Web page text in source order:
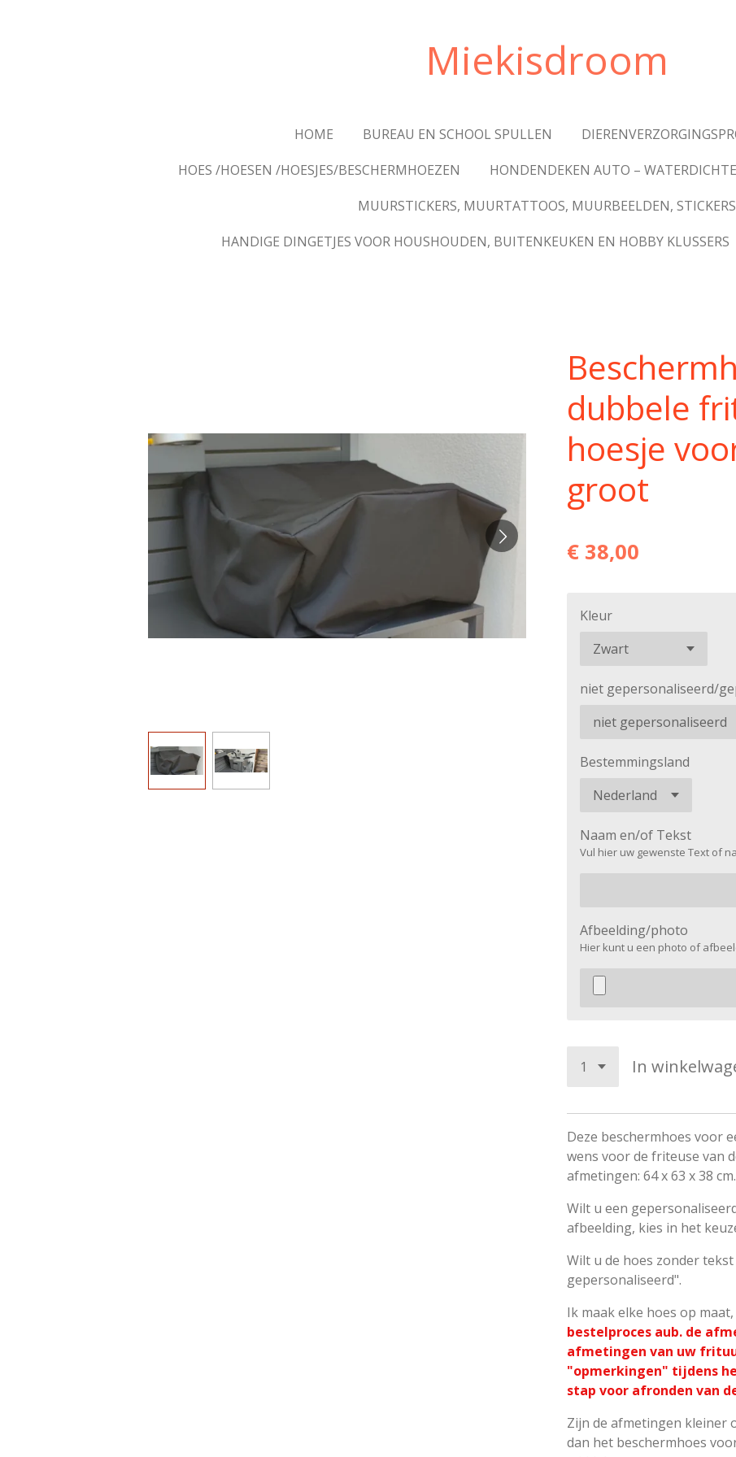
Miekisdroom
HOME BUREAU EN SCHOOL SPULLEN
HOES /HOESEN /HOESJES/BESCHERMHOEZEN
HONDENDEKEN AUTO –
MUURSTICKERS, MUURTATTOOS, MUURBEELDEN, STICKERS
HANDIGE DINGETJES VOOR HOUSHOUDEN, BUITENKEUKEN EN HOBBY KLUSSERS
dubbele
hoesje
groot
€ 38,00
Kleur
niet gepersonaliseerd/
Bestemmingsland
Naam en/of Tekst
Vul hier uw gewenste Text of
Afbeelding/photo
Hier kunt u een photo of
In
Deze beschermhoes voor
wens voor de friteuse van
afmetingen: 64 x 63 x 38 cm.
Wilt u een
afbeelding, kies in het
Wilt u de hoes zonder
gepersonaliseerd".
Ik maak elke hoes op maat,
bestelproces aub. de
afmetingen van uw
"opmerkingen" tijdens
stap voor afronden van
Zijn de afmetingen kleiner
dan het beschermhoes